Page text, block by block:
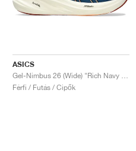
ASICS
Férfi / Futás / Cipők